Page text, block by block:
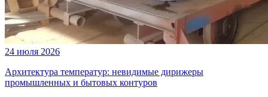
24 июля 2026
Архитектура температур: невидимые дирижеры
промышленных и бытовых контуров